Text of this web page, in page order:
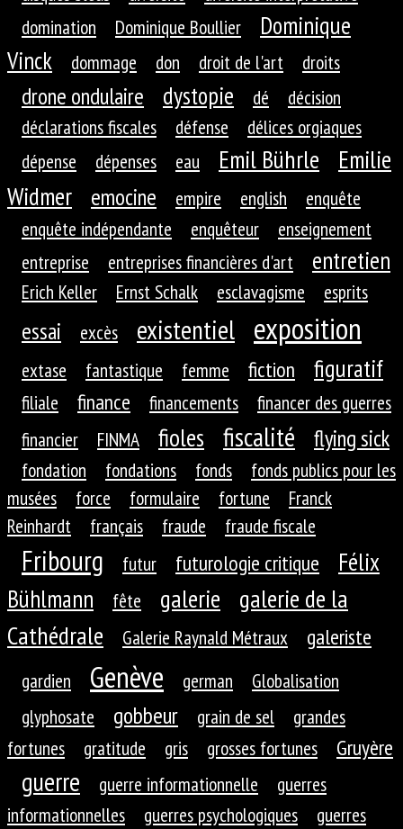
domination
Dominique Boullier
Dominique
Vinck
dommage don droit de l'art droits
drone ondulaire dystopie dé
décision
déclarations fiscales
défense
délices orgiaques
dépense
dépenses eau Emil Bührle
Emilie
Widmer
emocine empire english
enquête
enquête indépendante
enquêteur
enseignement
entreprise
entreprises financières d'art entretien
Erich Keller Ernst Schalk esclavagisme esprits
essai excès existentiel exposition
extase fantastique femme fiction figuratif
filiale finance financements
financer des guerres
financier
FINMA fioles fiscalité flying sick
fondation fondations fonds
fonds publics pour les
musées
force formulaire fortune
Franck
Reinhardt
français fraude fraude fiscale
Fribourg futur futurologie critique
Félix
Bühlmann
fête galerie
galerie de la
Cathédrale
Galerie Raynald Métraux galeriste
gardien Genève german
Globalisation
glyphosate
gobbeur grain de sel
grandes
fortunes
gratitude gris grosses fortunes Gruyère
guerre guerre informationnelle
guerres
informationnelles
guerres psychologiques
guerres